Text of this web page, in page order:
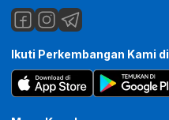
Ikuti Perkembangan Kami di